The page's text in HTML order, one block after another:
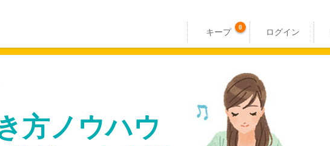
キープ 0 ログイン
方ノウハウ